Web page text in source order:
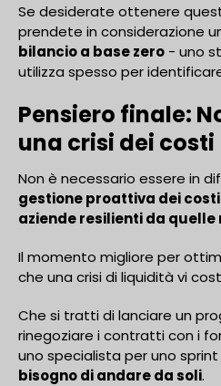
Se desiderate ottenere
prendete in considerazione
bilancio a base zero - uno
utilizza spesso per
Pensiero finale:
una crisi dei costi
Non è necessario essere in
gestione proattiva dei
aziende resilienti da
Il momento migliore per
che una crisi di liquidità vi
Che si tratti di lanciare un
rinegoziare i contratti con i
uno specialista per uno sprint
bisogno di andare da soli.